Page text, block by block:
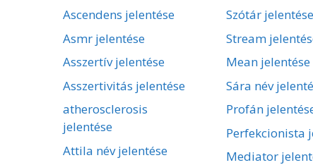
Ascendens jelentése
Asmr jelentése
Asszertív jelentése
Asszertivitás jelentése
atherosclerosis
jelentése
Attila név jelentése
Szótár jelentése
Stream
Mean jelentése
Sára név
Profán
Perfekcionista
Mediator